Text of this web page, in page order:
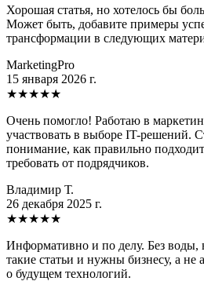
Хорошая статья, но хотелось бы
Может быть, добавите примеры
трансформации в следующих
MarketingPro
15 января 2026 г.
★★★★★
Очень помогло! Работаю в
участвовать в выборе IT-решений.
понимание, как правильно
требовать от подрядчиков.
Владимир Т.
26 декабря 2025 г.
★★★★★
Информативно и по делу. Без воды,
такие статьи и нужны бизнесу, а не
о будущем технологий.